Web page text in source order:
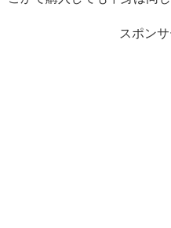
スポン